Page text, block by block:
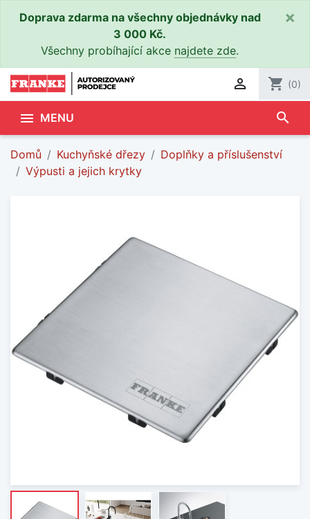
Doprava zdarma na všechny objednávky nad
3 000 Kč.
Všechny probíhající akce najdete zde.
×
 shopping_cart (0)
 MENU search
Domů Kuchyňské dřezy
Doplňky a příslušenství
Výpusti a jejich krytky